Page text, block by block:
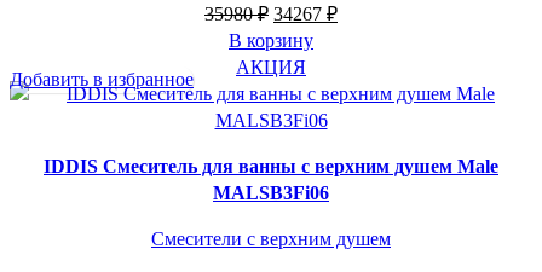
35980₽ Первоначальная
цена
составляла
35980 ₽.
34267 ₽Текущая
В корзину
АКЦИЯ
Добавить в избранное
IDDIS Смеситель для ванны с верхним душем Male
MALSB3Fi06
Смесители с верхним душем